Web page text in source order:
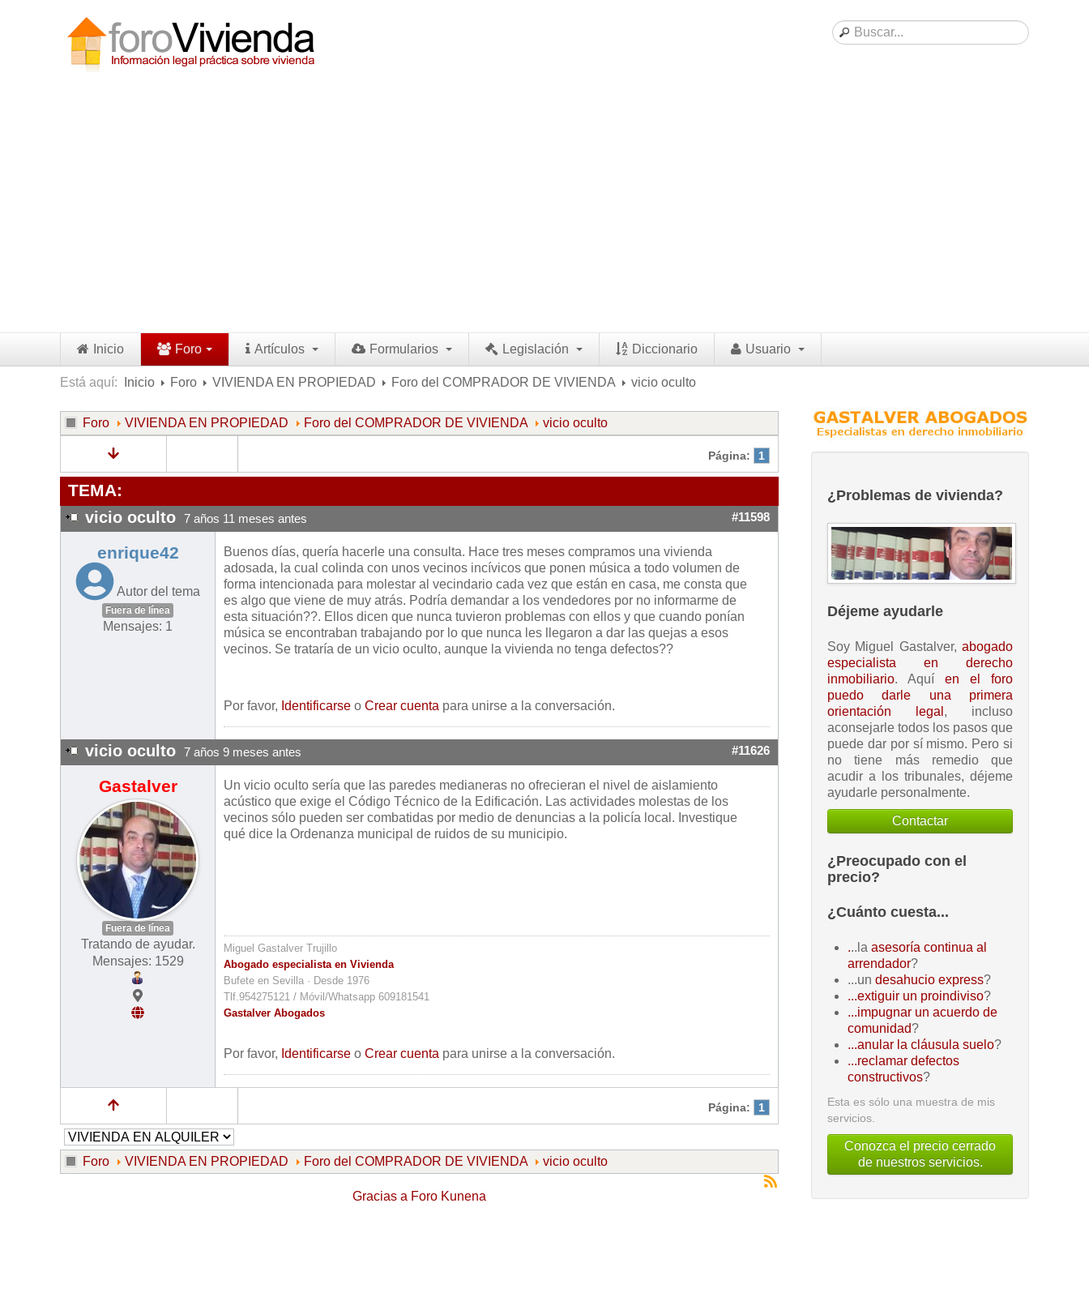
Inicio Foro Artículos Formularios Legislación Diccionario Usuario
Está aquí: Inicio Foro VIVIENDA EN PROPIEDAD Foro del COMPRADOR DE VIVIENDA vicio oculto
Foro VIVIENDA EN PROPIEDAD Foro del COMPRADOR DE VIVIENDA vicio oculto
Página: 1
TEMA:
vicio oculto 7 años 11 meses antes #11598
enrique42
Autor del tema
Fuera de línea
Mensajes: 1
Buenos días, quería hacerle una consulta. Hace tres meses compramos una vivienda
adosada, la cual colinda con unos vecinos incívicos que ponen música a todo volumen de
forma intencionada para molestar al vecindario cada vez que están en casa, me consta que
es algo que viene de muy atrás. Podría demandar a los vendedores por no informarme de
esta situación??. Ellos dicen que nunca tuvieron problemas con ellos y que cuando ponían
música se encontraban trabajando por lo que nunca les llegaron a dar las quejas a esos
vecinos. Se trataría de un vicio oculto, aunque la vivienda no tenga defectos??
Por favor, Identificarse o Crear cuenta para unirse a la conversación.
vicio oculto 7 años 9 meses antes #11626
Gastalver
Fuera de línea
Tratando de ayudar.
Mensajes: 1529
Un vicio oculto sería que las paredes medianeras no ofrecieran el nivel de aislamiento
acústico que exige el Código Técnico de la Edificación. Las actividades molestas de los
vecinos sólo pueden ser combatidas por medio de denuncias a la policía local. Investique
qué dice la Ordenanza municipal de ruidos de su municipio.
Miguel Gastalver Trujillo
Abogado especialista en Vivienda
Bufete en Sevilla · Desde 1976
Tlf.954275121 / Móvil/Whatsapp 609181541
Gastalver Abogados
Por favor, Identificarse o Crear cuenta para unirse a la conversación.
Página: 1
Foro VIVIENDA EN PROPIEDAD Foro del COMPRADOR DE VIVIENDA vicio oculto
Gracias a Foro Kunena
¿Problemas de vivienda?
Déjeme ayudarle
Soy Miguel Gastalver, abogado
especialista en derecho
inmobiliario. Aquí en el foro
puedo darle una primera
orientación legal , incluso
aconsejarle todos los pasos que
puede dar por sí mismo. Pero si
no tiene más remedio que
acudir a los tribunales, déjeme
ayudarle personalmente.
Contactar
¿Preocupado con el
precio?
¿Cuánto cuesta...
...la asesoría continua al
arrendador?
...un desahucio express?
...extiguir un proindiviso?
...impugnar un acuerdo de
comunidad?
...anular la cláusula suelo?
...reclamar defectos
constructivos?
Esta es sólo una muestra de mis
servicios.
Conozca el precio cerrado
de nuestros servicios.